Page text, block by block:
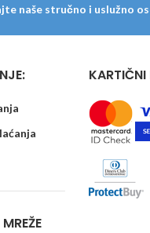
stručno i uslužno